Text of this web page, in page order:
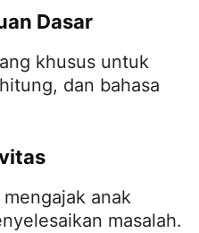
Dasar
khusus untuk
dan bahasa
anak
masalah.